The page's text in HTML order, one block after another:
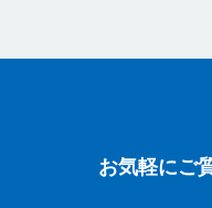
お気軽にご
お気軽にご